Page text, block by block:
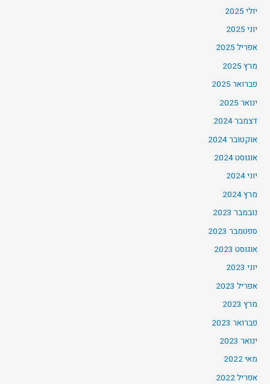
יולי 2025
יוני 2025
אפריל 2025
מרץ 2025
פברואר 2025
ינואר 2025
דצמבר 2024
אוקטובר 2024
אוגוסט 2024
יוני 2024
מרץ 2024
נובמבר 2023
ספטמבר 2023
אוגוסט 2023
יוני 2023
אפריל 2023
מרץ 2023
פברואר 2023
ינואר 2023
מאי 2022
אפריל 2022